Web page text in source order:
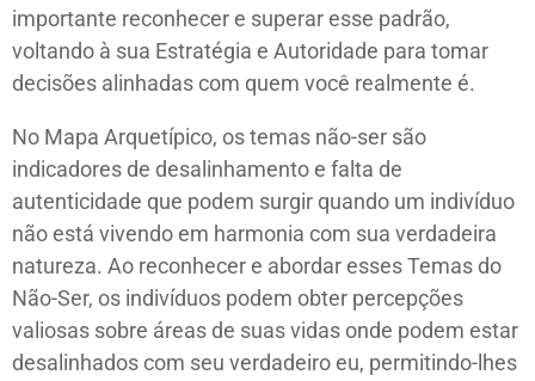
importante reconhecer e superar esse padrão,
voltando à sua Estratégia e Autoridade para tomar
decisões alinhadas com quem você realmente é.
No Mapa Arquetípico, os temas não-ser são
indicadores de desalinhamento e falta de
autenticidade que podem surgir quando um indivíduo
não está vivendo em harmonia com sua verdadeira
natureza. Ao reconhecer e abordar esses Temas do
Não-Ser, os indivíduos podem obter percepções
valiosas sobre áreas de suas vidas onde podem estar
desalinhados com seu verdadeiro eu, permitindo-lhes